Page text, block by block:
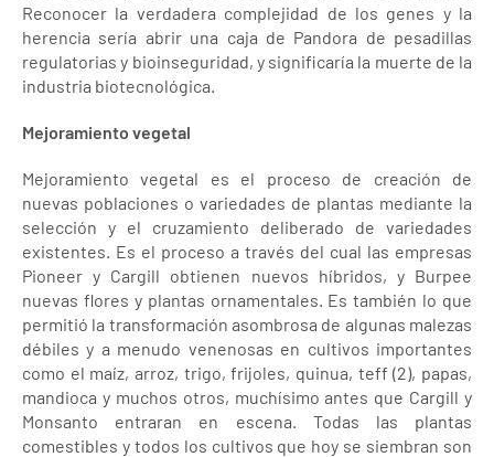
Reconocer la verdadera complejidad de los genes y la
herencia sería abrir una caja de Pandora de pesadillas
regulatorias y bioinseguridad, y significaría la muerte de la
industria biotecnológica.
Mejoramiento vegetal
Mejoramiento vegetal es el proceso de creación de
nuevas poblaciones o variedades de plantas mediante la
selección y el cruzamiento deliberado de variedades
existentes. Es el proceso a través del cual las empresas
Pioneer y Cargill obtienen nuevos híbridos, y Burpee
nuevas flores y plantas ornamentales. Es también lo que
permitió la transformación asombrosa de algunas malezas
débiles y a menudo venenosas en cultivos importantes
como el maíz, arroz, trigo, frijoles, quinua, teff (2), papas,
mandioca y muchos otros, muchísimo antes que Cargill y
Monsanto entraran en escena. Todas las plantas
comestibles y todos los cultivos que hoy se siembran son